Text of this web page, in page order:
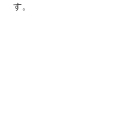
す。